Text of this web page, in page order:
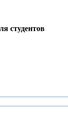
студентов